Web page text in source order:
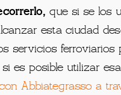
25 metros,
erogación de agua
que vivió en el
que si se los